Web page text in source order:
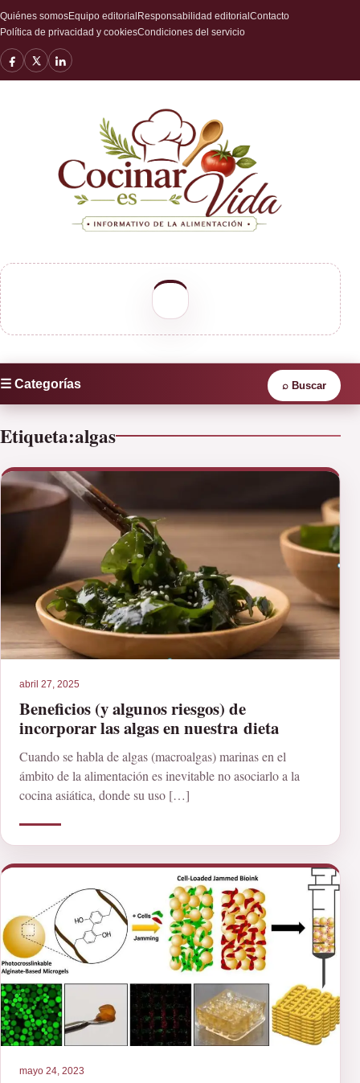
Quiénes somosEquipo editorial Responsabilidad editorial Contacto
Política de privacidad y cookiesCondiciones del servicio
☰ Categorías ⌕ Buscar
Etiqueta:algas
abril 27, 2025
Beneficios (y algunos riesgos) de
incorporar las algas en nuestra dieta
Cuando se habla de algas (macroalgas) marinas en el
ámbito de la alimentación es inevitable no asociarlo a la
cocina asiática, donde su uso […]
mayo 24, 2023